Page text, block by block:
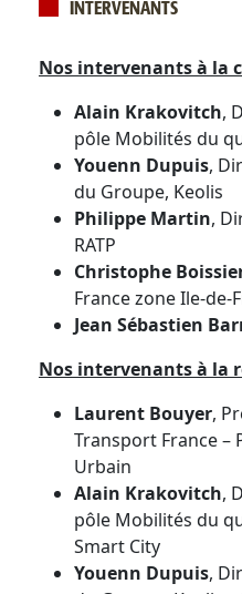
INTERVENANTS
Nos intervenants à la
Alain Krakovitch,
pôle Mobilités du
Youenn Dupuis,
du Groupe, Keolis
Philippe Martin,
RATP
Christophe
France zone Ile-de-
Jean Sébastien
Nos intervenants à la
Laurent Bouyer,
Transport France –
Urbain
Alain Krakovitch,
pôle Mobilités du
Smart City
Youenn Dupuis,